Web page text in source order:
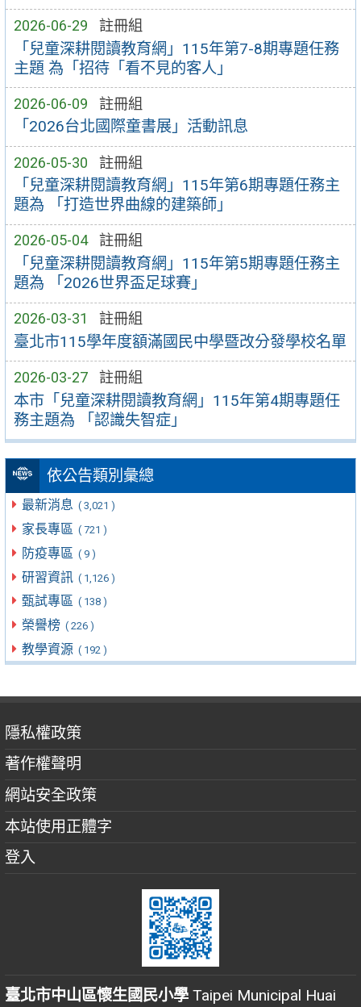
2026-06-29 註冊組
「兒童深耕閱讀教育網」115年第7-8期專題任務
主題 為「招待「看不見的客人」
2026-06-09 註冊組
「2026台北國際童書展」活動訊息
2026-05-30 註冊組
「兒童深耕閱讀教育網」115年第6期專題任務主
題為 「打造世界曲線的建築師」
2026-05-04 註冊組
「兒童深耕閱讀教育網」115年第5期專題任務主
題為 「2026世界盃足球賽」
2026-03-31 註冊組
臺北市115學年度額滿國民中學暨改分發學校名單
2026-03-27 註冊組
本市「兒童深耕閱讀教育網」115年第4期專題任
務主題為 「認識失智症」
依公告類別彙總
最新消息 ( 3,021 )
家長專區 ( 721 )
防疫專區 ( 9 )
研習資訊 ( 1,126 )
甄試專區 ( 138 )
榮譽榜 ( 226 )
教學資源 ( 192 )
隱私權政策
著作權聲明
網站安全政策
本站使用正體字
登入
臺北市中山區懷生國民小學 Taipei Municipal Huai